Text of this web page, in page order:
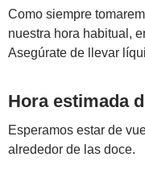
Como siempre
nuestra hora habitual,
Asegúrate de llevar
Hora estimada
Esperamos estar de
alrededor de las doce.